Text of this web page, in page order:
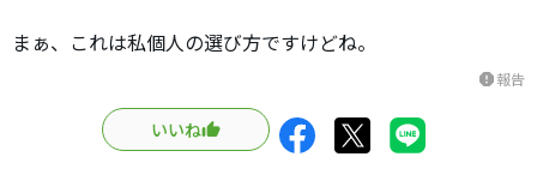
まぁ、これは私個人の選び方ですけどね。
report報告
いいね